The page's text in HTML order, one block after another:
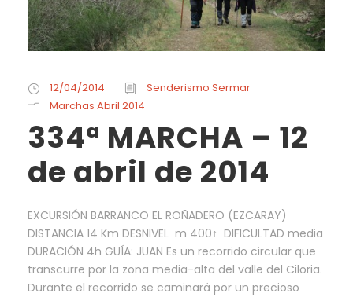
12/04/2014
Senderismo Sermar
Marchas Abril 2014
334ª MARCHA – 12
de abril de 2014
EXCURSIÓN BARRANCO EL ROÑADERO (EZCARAY)
DISTANCIA 14 Km DESNIVEL m 400↑ DIFICULTAD media
DURACIÓN 4h GUÍA: JUAN Es un recorrido circular que
transcurre por la zona media-alta del valle del Ciloria.
Durante el recorrido se caminará por un precioso